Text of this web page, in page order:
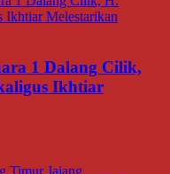
1 Dalang Cilik,
Ikhtiar